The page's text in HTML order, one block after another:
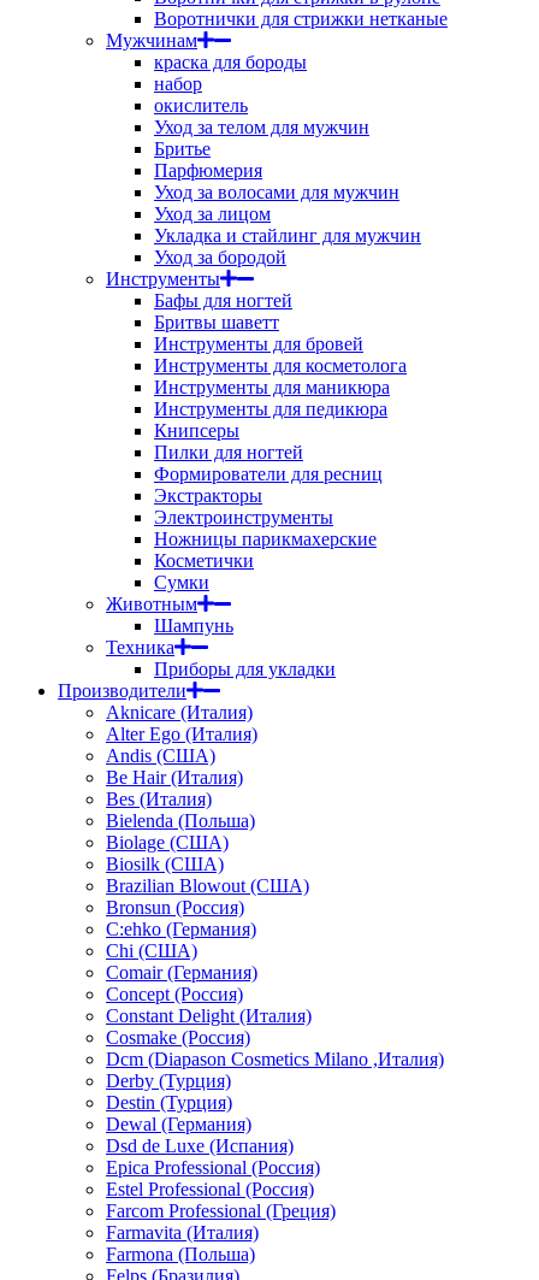
Воротнички для стрижки нетканые
Мужчинам
краска для бороды
набор
окислитель
Уход за телом для мужчин
Бритье
Парфюмерия
Уход за волосами для мужчин
Уход за лицом
Укладка и стайлинг для мужчин
Уход за бородой
Инструменты
Бафы для ногтей
Бритвы шаветт
Инструменты для бровей
Инструменты для косметолога
Инструменты для маникюра
Инструменты для педикюра
Книпсеры
Пилки для ногтей
Формирователи для ресниц
Экстракторы
Электроинструменты
Ножницы парикмахерские
Косметички
Сумки
Животным
Шампунь
Техника
Приборы для укладки
Производители
Aknicare (Италия)
Alter Ego (Италия)
Andis (США)
Be Hair (Италия)
Bes (Италия)
Bielenda (Польша)
Biolage (США)
Biosilk (США)
Brazilian Blowout (США)
Bronsun (Россия)
C:ehko (Германия)
Chi (США)
Comair (Германия)
Concept (Россия)
Constant Delight (Италия)
Cosmake (Россия)
Dcm (Diapason Cosmetics Milano ,Италия)
Derby (Турция)
Destin (Турция)
Dewal (Германия)
Dsd de Luxe (Испания)
Epica Professional (Россия)
Estel Professional (Россия)
Farcom Professional (Греция)
Farmavita (Италия)
Farmona (Польша)
Felps (Бразилия)